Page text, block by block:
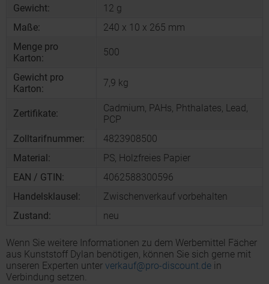
Gewicht:
12 g
Maße:
240 x 10 x 265 mm
Menge pro
Karton:
500
Gewicht pro
Karton:
7,9 kg
Zertifikate:
Cadmium, PAHs, Phthalates, Lead,
PCP
Zolltarifnummer:
4823908500
Material:
PS, Holzfreies Papier
EAN / GTIN:
4062588300596
Handelsklausel:
Zwischenverkauf vorbehalten
Zustand:
neu
Wenn Sie weitere Informationen zu dem Werbemittel Fächer
aus Kunststoff Dylan benötigen, können Sie sich gerne mit
unseren Experten unter verkauf@pro-discount.de in
Verbindung setzen.